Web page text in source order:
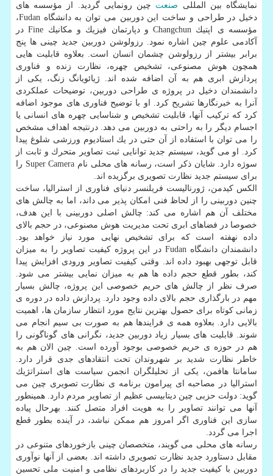
نمایشگاه بین المللی صنعت چین رونمایی گردید. از مؤسسه های
دخیل در طراحی و ساخت این دوربین می توان به دانشگاه Fudan،
مؤسسه ی اپتیك Changchun و دپارتمان فیزیك و مكانیك Fine در
آكادمی علوم چین اشاره نمود. رزولوشن دوربین جدید چینی ها پنج
برابر بیشتر از رزولوشن چشمان انسان است. بعلاوه قابلیت هایی
همچون هوش مصنوعی، تشخیص چهره، نظارت زنده و فناوری
پردازش ابری هم به آن اضافه شده اند. ژیائویانگ زنگ، یكی از
دانشمندان دخیل در پروژه ی طراحی دوربین، توضیحات عملكردی
آنرا به خبرنگارها تشریح كرد. او با توضیح فناوری های موجود اضافه
كرد كه تركیب آنها، قابلیت تشخیص و شناسایی چهره های انسانی یا
اجسام دیگر را به راحتی به دوربین می دهد. درنتیجه اهداف مشخص
را می توان با استفاده از آن حتی در یك استادیوم ورزشی شلوغ پیدا
كرد. او می گوید، سیستم جدید توانایی ثبت تصاویر متحرك و ثابت از
سوژه دارد. شایان ذكر است، رسانه های محلی نام Super Camera را
برای سیستم جدید نظارت تصویری برگزیده اند.
الكس كیدمن، ژورنالیست فریلنسر دنیای فناوری از استرالیا، ساخت
چنین دوربینی را از لحاظ فنی امكان پذیر می داند، اما به چالش های
مختلف آن هم اشاره می كند: چالش اصلی دوربینی با این هدف،
خصوصا در فضاهای ابری تحت مدیریت هوش مصنوعی، در حجم بالای
داده نهفته است كه برای تشخیص نهایی مورد نیاز خواهد بود.
دانشمندان دانشگاه Fudan در این پروژه كیفیت تصاویر را به میزان
قابل توجهی بهبود داده اند. وقتی كیفیت تصاویر ورودی افزایش پیدا
كند، بطور قطع حجم داده ها هم به میزان نمایی بیشتر می شود.
صرف نظر از چالش های حریم خصوصی این پروژه، چالش بسیار
مهم در بارگذاری حجم بالای داده وجود دارد. پردازش داده در دوره ی
زمانی كوتاه برای حصول بهترین نتایج مورد انتظار سازمان ها، اهمیت
بالایی دارد. بعلاوه همه ی فرایندها هم به صورت بی سیم انجام می
شوند. قابلیت های بسیار زیاد دوربین جدید، نگرانی های گوناگونی را
هم در حوزه ی حریم خصوصی بوجود آورده است. چین الان هم به
خاطر نظارت شدید بر شهروندان تحت انتقادهای جدی قرار دارد.
سامانتا هافمن، یكی از تحلیلگران انجمن سیاست های استراتژیك
استرالیا در مصاحبه ای پیرامون برنامه ی نظارت تصویری چین می
گوید: دولت حزبی چین دیتابیسی عظیم از تصاویر مردم دارد. همینطور
آنها می توانند تصاویر را به هویت افراد متصل كنند. بهرحال پیاده
سازی این فناوری اگر امروز هم ممكن نباشد، در آینده بطور قطع
اجرا می گردد.
رسانه های محلی می گویند، متخصصان چینی بازخوردهای متنوعی در
مقابل دستاورد جدید نظارت تصویری داشته اند. بعضی از آنها نوآوری
دوربین با كیفیت جدید را در كاربردهای نظامی و امنیت ملی تحسین